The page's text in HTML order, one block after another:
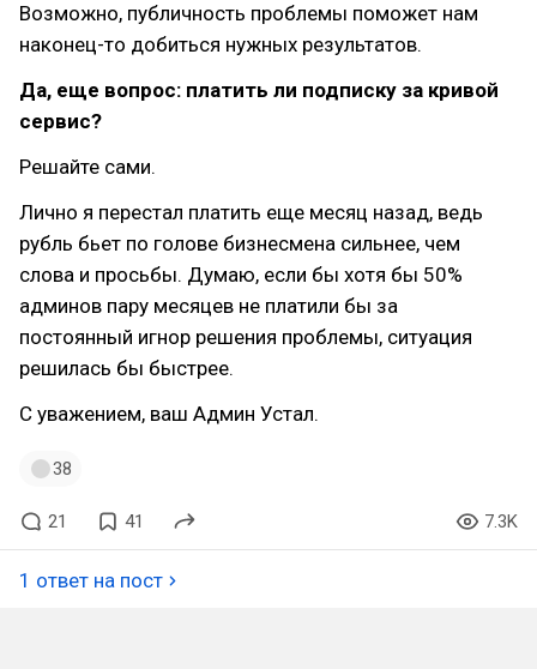
Возможно, публичность проблемы поможет нам
наконец-то добиться нужных результатов.
Да, еще вопрос: платить ли подписку за кривой
сервис?
Решайте сами.
Лично я перестал платить еще месяц назад, ведь
рубль бьет по голове бизнесмена сильнее, чем
слова и просьбы. Думаю, если бы хотя бы 50%
админов пару месяцев не платили бы за
постоянный игнор решения проблемы, ситуация
решилась бы быстрее.
С уважением, ваш Админ Устал.
38
21 41 7.3K
1 ответ на пост